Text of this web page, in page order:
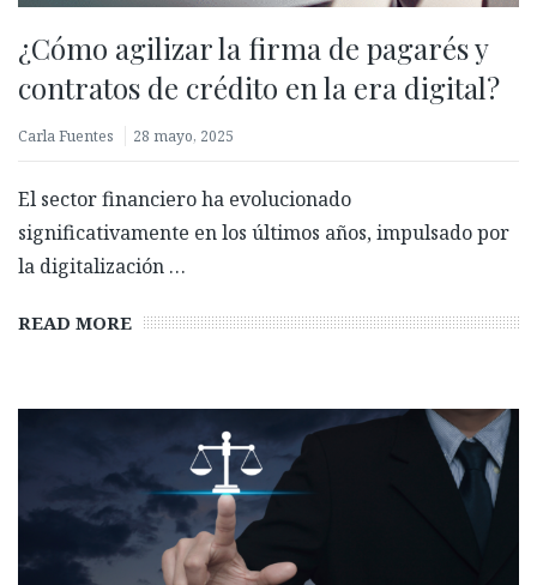
¿Cómo agilizar la firma de pagarés y
contratos de crédito en la era digital?
Carla Fuentes 28 mayo, 2025
El sector financiero ha evolucionado
significativamente en los últimos años, impulsado por
la digitalización …
READ MORE